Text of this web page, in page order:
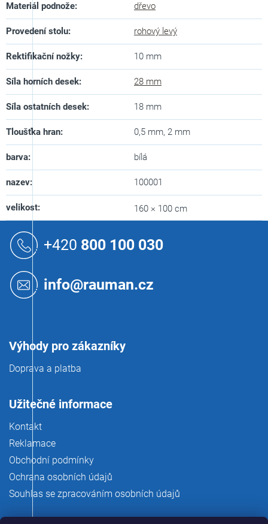
Materiál podnože: dřevo
Provedení stolu: rohový levý
Rektifikační nožky: 10 mm
Síla horních desek: 28 mm
Síla ostatních desek: 18 mm
Tloušťka hran: 0,5 mm, 2 mm
barva: bílá
nazev: 100001
velikost: 160 × 100 cm
+420 800 100 030
info@rauman.cz
Výhody pro zákazníky
Doprava a platba
Užitečné informace
Kontakt
Reklamace
Obchodní podmínky
Ochrana osobních údajů
Souhlas se zpracováním osobních údajů